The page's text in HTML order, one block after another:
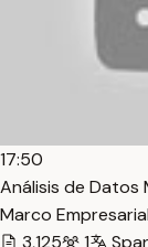
17:50
Análisis de Datos
Marco Empresarial
3,125
1